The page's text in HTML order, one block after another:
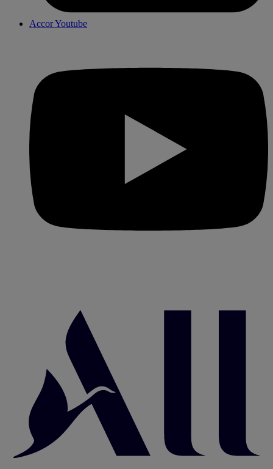
Accor Youtube